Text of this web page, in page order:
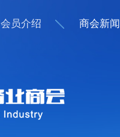
会员介绍 商会新闻